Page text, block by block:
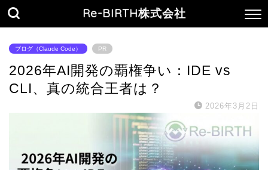
Re-BIRTH株式会社
ブログ（Claude Code） PR
2026年AI開発の覇権争い：IDE vs
CLI、真の統合王者は？
2026年3月2日